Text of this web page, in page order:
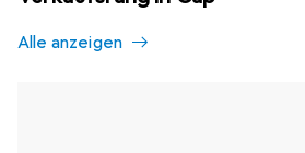
Alle anzeigen